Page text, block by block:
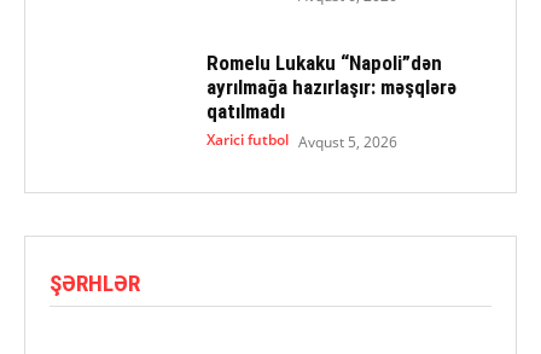
Romelu Lukaku “Napoli”dən
ayrılmağa hazırlaşır: məşqlərə
qatılmadı
Xarici futbol Avqust 5, 2026
ŞƏRHLƏR